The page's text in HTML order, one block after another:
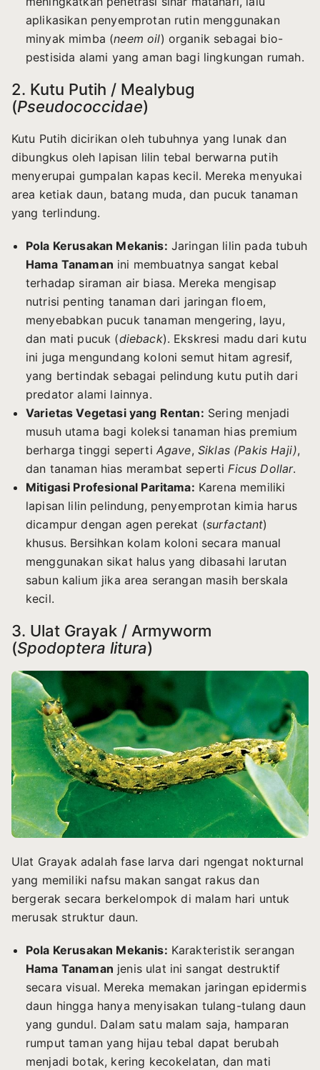
aplikasikan penyemprotan rutin menggunakan
minyak mimba (neem oil) organik sebagai bio-
pestisida alami yang aman bagi lingkungan rumah.
2. Kutu Putih / Mealybug
(Pseudococcidae)
Kutu Putih dicirikan oleh tubuhnya yang lunak dan
dibungkus oleh lapisan lilin tebal berwarna putih
menyerupai gumpalan kapas kecil. Mereka menyukai
area ketiak daun, batang muda, dan pucuk tanaman
yang terlindung.
Pola Kerusakan Mekanis: Jaringan lilin pada tubuh
Hama Tanaman ini membuatnya sangat kebal
terhadap siraman air biasa. Mereka mengisap
nutrisi penting tanaman dari jaringan floem,
menyebabkan pucuk tanaman mengering, layu,
dan mati pucuk (dieback). Ekskresi madu dari kutu
ini juga mengundang koloni semut hitam agresif,
yang bertindak sebagai pelindung kutu putih dari
predator alami lainnya.
Varietas Vegetasi yang Rentan: Sering menjadi
musuh utama bagi koleksi tanaman hias premium
berharga tinggi seperti Agave, Siklas (Pakis Haji),
dan tanaman hias merambat sepertiFicus Dollar.
Mitigasi Profesional Paritama: Karena memiliki
lapisan lilin pelindung, penyemprotan kimia harus
dicampur dengan agen perekat (surfactant)
khusus. Bersihkan kolam koloni secara manual
menggunakan sikat halus yang dibasahi larutan
sabun kalium jika area serangan masih berskala
kecil.
3. Ulat Grayak / Armyworm
(Spodoptera litura)
Ulat Grayak adalah fase larva dari ngengat nokturnal
yang memiliki nafsu makan sangat rakus dan
bergerak secara berkelompok di malam hari untuk
merusak struktur daun.
Pola Kerusakan Mekanis: Karakteristik serangan
Hama Tanaman jenis ulat ini sangat destruktif
secara visual. Mereka memakan jaringan epidermis
daun hingga hanya menyisakan tulang-tulang daun
yang gundul. Dalam satu malam saja, hamparan
rumput taman yang hijau tebal dapat berubah
menjadi botak, kering kecokelatan, dan mati